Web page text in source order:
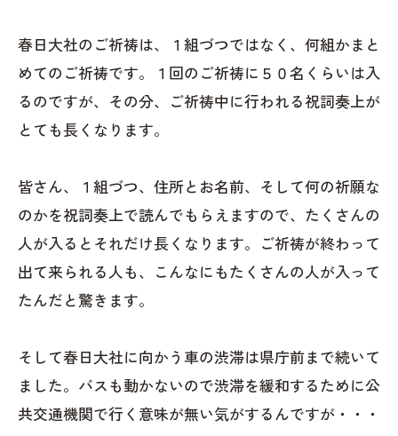
春日大社のご祈祷は、１組づつではなく、何組かまと
めてのご祈祷です。１回のご祈祷に５０名くらいは入
るのですが、その分、ご祈祷中に行われる祝詞奏上が
とても長くなります。
皆さん、１組づつ、住所とお名前、そして何の祈願な
のかを祝詞奏上で読んでもらえますので、たくさんの
人が入るとそれだけ長くなります。ご祈祷が終わって
出て来られる人も、こんなにもたくさんの人が入って
たんだと驚きます。
そして春日大社に向かう車の渋滞は県庁前まで続いて
ました。バスも動かないので渋滞を緩和するために公
共交通機関で行く意味が無い気がするんですが・・・